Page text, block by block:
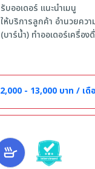
บออเดอร์ แนะนำเมนู
ห้บริการลูกค้า อำนวยคว
บาร์น้ำ) ทำออเดอร์เครื่อง
ทัศนคติที่ดีการทำงาน พ
รงต่อเวลา ซื่อสัตย์ ขยัน
- 13,000 บาท / เดื